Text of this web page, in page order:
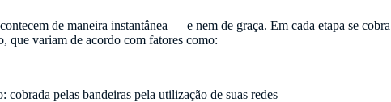
de maneira instantânea — e nem de graça. Em cada etapa se
que variam de acordo com fatores como:
cobrada pelas bandeiras pela utilização de suas redes